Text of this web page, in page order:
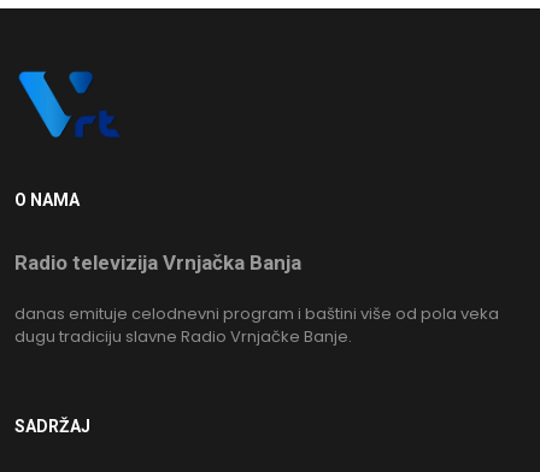
O NAMA
Radio televizija Vrnjačka Banja
danas emituje celodnevni program i baštini više od pola veka
dugu tradiciju slavne Radio Vrnjačke Banje.
SADRŽAJ